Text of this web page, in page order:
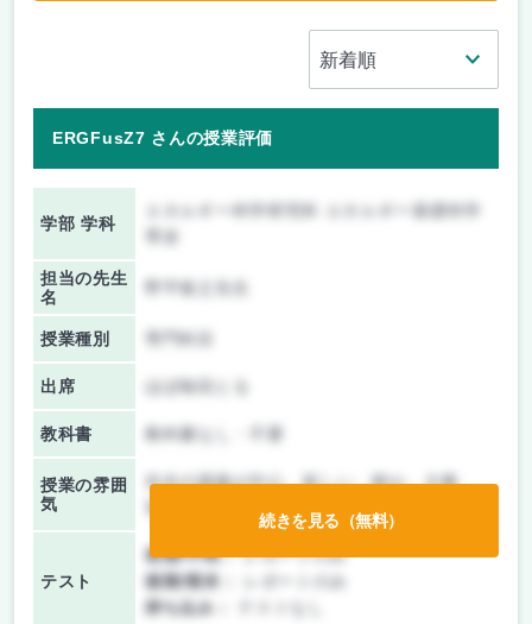
ERGFusZ7 さんの授業評価
学部 学科
担当の先生
名
野平俊之先生
授業種別
出席 ほぼ毎回とる
教科書 教科書なし・不要
授業の雰囲
気
先生の講義が中心、楽しい、静か、大教
テスト
前期/中間：レポートのみ
後期/期末：
持ち込み：
続きを見る（無料）